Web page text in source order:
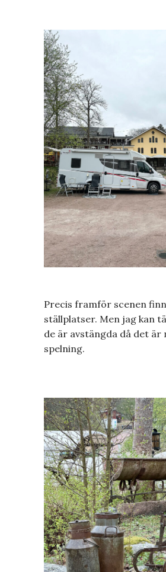
Precis framför scenen
ställplatser. Men jag kan
de är avstängda då det är
spelning.